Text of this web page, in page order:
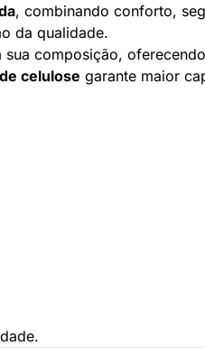
, combinando conforto,
da qualidade.
sua composição,
celulose garante maior